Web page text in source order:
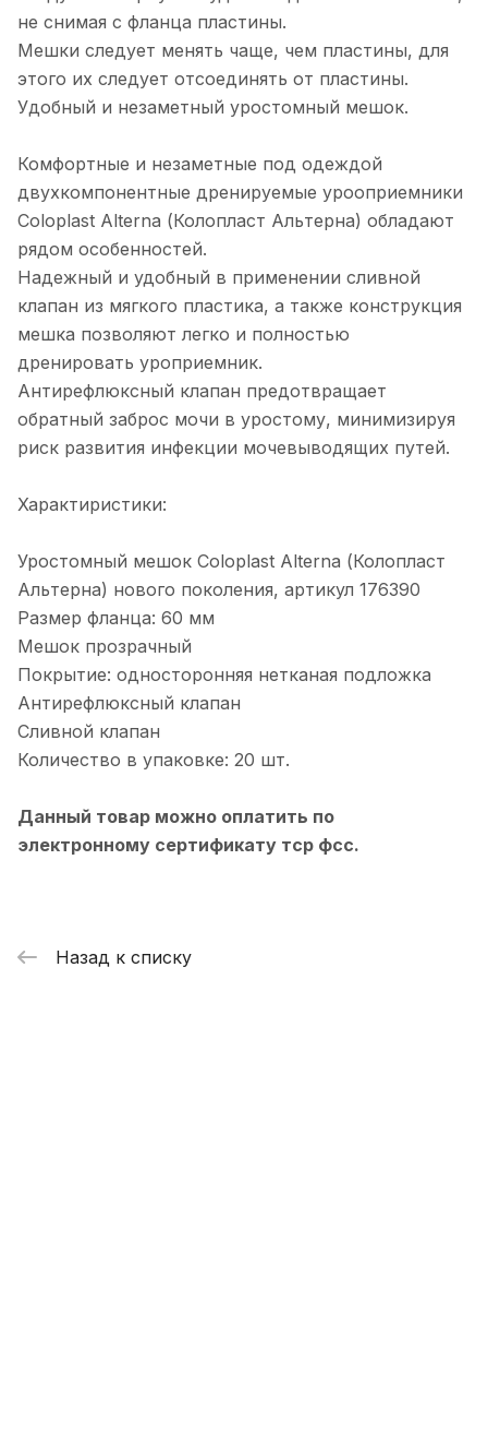
не снимая с фланца пластины.
Мешки следует менять чаще, чем пластины, для
этого их следует отсоединять от пластины.
Удобный и незаметный уростомный мешок.
Комфортные и незаметные под одеждой
двухкомпонентные дренируемые урооприемники
Coloplast Alterna (Колопласт Альтерна) обладают
рядом особенностей.
Надежный и удобный в применении сливной
клапан из мягкого пластика, а также конструкция
мешка позволяют легко и полностью
дренировать уроприемник.
Антирефлюксный клапан предотвращает
обратный заброс мочи в уростому, минимизируя
риск развития инфекции мочевыводящих путей.
Характиристики:
Уростомный мешок Coloplast Alterna (Колопласт
Альтерна) нового поколения, артикул 176390
Размер фланца: 60 мм
Мешок прозрачный
Покрытие: односторонняя нетканая подложка
Антирефлюксный клапан
Сливной клапан
Количество в упаковке: 20 шт.
Данный товар можно оплатить по
электронному сертификату тср фсс.
Назад к списку